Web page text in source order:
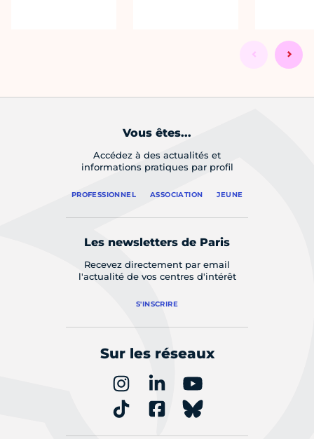
Vous êtes...
Accédez à des actualités et
informations pratiques par profil
PROFESSIONNEL ASSOCIATION JEUNE
Les newsletters de Paris
Recevez directement par email
l'actualité de vos centres d'intérêt
S'INSCRIRE
Sur les réseaux